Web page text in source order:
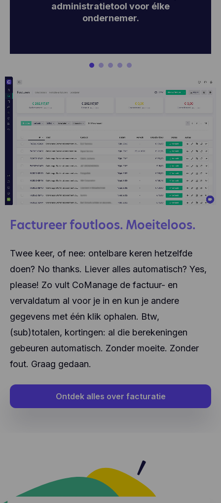
administratietool voor élke
ondernemer.
projecten koppelen
14 dagen gratis
Factureer foutloos. Moeiteloos.
Twee keer, of nee: ontelbare keren hetzelfde
doen? No thanks. Liever alles automatisch? Yes,
please! Zo vult CoManage de factuur- en
vervaldatum al voor je in en kun je andere
gegevens met één klik ophalen. Btw,
(sub)totalen, kortingen: al die berekeningen
gebeuren automatisch. Zonder moeite. Zonder
fout. Graag gedaan.
Ontdek alles over facturatie